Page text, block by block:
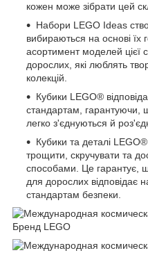
кожен може зібрати цей
Набори LEGO Ideas
вибираються на основі їх
асортимент моделей цієї
дорослих, які люблять
колекцій.
Кубики LEGO®
стандартам, гарантуючи,
легко з'єднуються й
Кубики та деталі
трощити, скручувати та
способами. Це гарантує,
для дорослих відповідає
стандартам безпеки.